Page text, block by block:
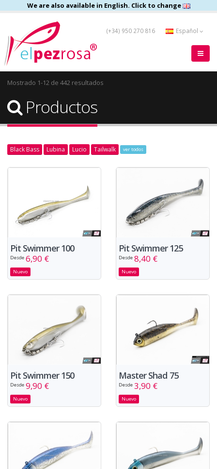
We are also available in English. Click to change
(+34) 950 270 816 Español
Mostrado 1-12 de 442 resultados
Productos
Black Bass Lubina Lucio Tailwalk ver todos
Pit Swimmer 100
Desde 6,90 €
Nuevo
Pit Swimmer 125
Desde 8,40 €
Nuevo
Pit Swimmer 150
Desde 9,90 €
Nuevo
Master Shad 75
Desde 3,90 €
Nuevo